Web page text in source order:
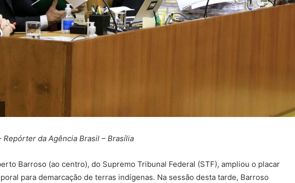
Repórter da Agência Brasil – Brasília
Barroso (ao centro), do Supremo Tribunal Federal (STF), ampliou o placar
para demarcação de terras indígenas. Na sessão desta tarde, Barroso